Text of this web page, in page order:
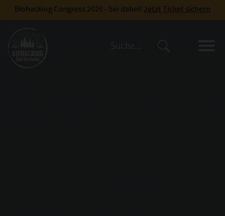
Biohacking Congress 2026 - Sei dabei! Jetzt Ticket sichern